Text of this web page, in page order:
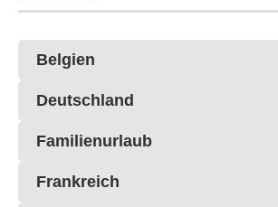
Belgien
Deutschland
Familienurlaub
Frankreich